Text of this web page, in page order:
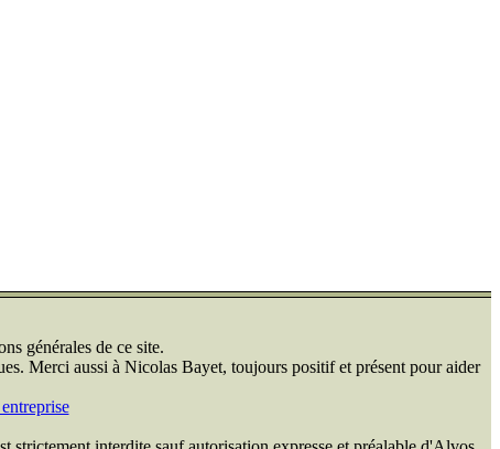
générales de ce site.
Merci aussi à Nicolas Bayet, toujours positif et présent pour aider